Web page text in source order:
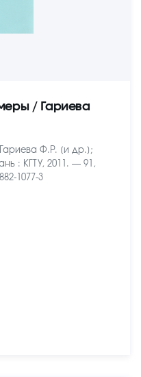
/ Гариева
Ф.Р. [и др.];
: КГТУ, 2011. — 91,
1077-3